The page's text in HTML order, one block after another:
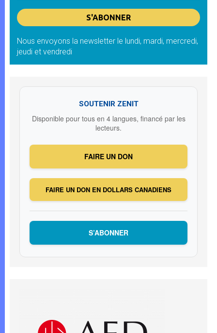
Nous envoyons la newsletter le lundi, mardi, mercredi,
jeudi et vendredi
SOUTENIR ZENIT
Disponible pour tous en 4 langues, financé par les
lecteurs.
FAIRE UN DON
FAIRE UN DON EN DOLLARS CANADIENS
S’ABONNER